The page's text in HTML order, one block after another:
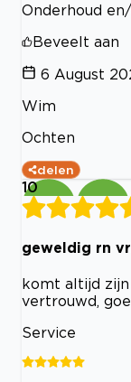
Onderhoud
Beveelt aan
6 August
Wim
Ochten
delen
10
geweldig rn
komt altijd zijn
vertrouwd,
Service